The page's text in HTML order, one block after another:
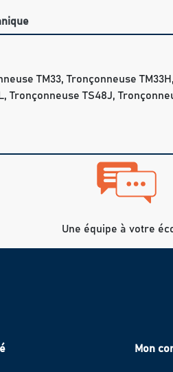
TM33, Tronçonneuse
Tronçonneuse TS48J,
Une équipe à votre
Mon